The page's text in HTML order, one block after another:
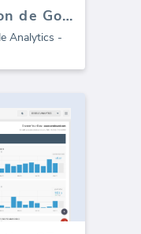
Détails de localisation de Google Analytics (rapport)
Analytics -